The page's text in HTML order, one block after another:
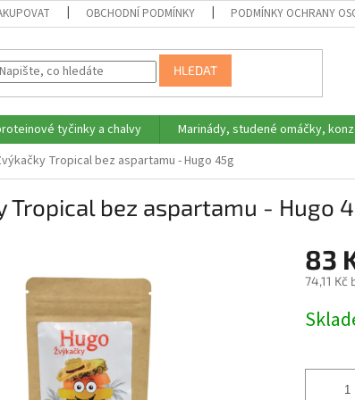
OBCHODNÍ PODMÍNKY PODMÍNKY OCHRANY
HLEDAT
tyčinky a chalvy Marinády, studené omáčky,
Tropical bez aspartamu - Hugo 45g
Tropical bez aspartamu - Hugo
83
74,11 Kč
cena: